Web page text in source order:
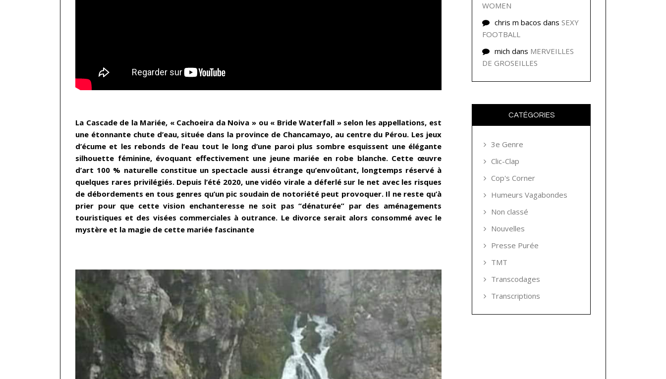
La Cascade de la Mariée, « Cachoeira da Noiva » ou « Bride Waterfall » selon les appellations, est
une étonnante chute d’eau, située dans la province de Chancamayo, au centre du Pérou. Les jeux
d’écume et les rebonds de l’eau tout le long d’une paroi plus sombre esquissent une élégante
silhouette féminine, évoquant effectivement une jeune mariée en robe blanche. Cette œuvre
d’art 100 % naturelle constitue un spectacle aussi étrange qu’envoûtant, longtemps réservé à
quelques rares privilégiés. Depuis l’été 2020, une vidéo virale a déferlé sur le net avec les risques
de débordements en tous genres qu’un pic soudain de notoriété peut provoquer. Il ne reste qu’à
prier pour que cette vision enchanteresse ne soit pas “dénaturée” par des aménagements
touristiques et des visées commerciales à outrance. Le divorce serait alors consommé avec le
mystère et la magie de cette mariée fascinante
WOMEN
chris m bacos dans SEXY
FOOTBALL
mich dans MERVEILLES
DE GROSEILLES
CATÉGORIES
3e Genre
Clic-Clap
Cop's Corner
Humeurs Vagabondes
Non classé
Nouvelles
Presse Purée
TMT
Transcodages
Transcriptions